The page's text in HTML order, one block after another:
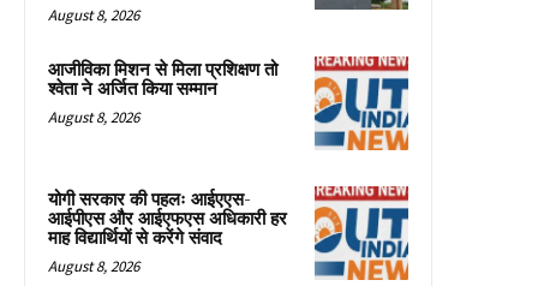
August 8, 2026
आजीविका मिशन से मिला प्रशिक्षण तो
श्वेता ने अर्जित किया सम्मान
August 8, 2026
योगी सरकार की पहलः आईएएस-
आईपीएस और आईएफएस अधिकारी हर
माह विद्यार्थियों से करेंगे संवाद
August 8, 2026